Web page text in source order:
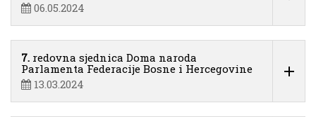
06.05.2024
7. redovna sjednica Doma naroda
Parlamenta Federacije Bosne i Hercegovine
13.03.2024